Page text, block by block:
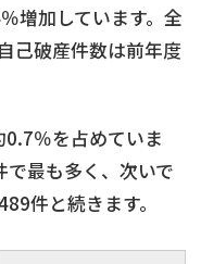
増加しています。全
己破産件数は前年度
％を占めていま
最も多く、次いで
件と続きます。